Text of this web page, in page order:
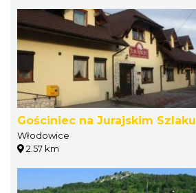
Gościniec na Jurajskim Szlaku
Włodowice
2.57 km